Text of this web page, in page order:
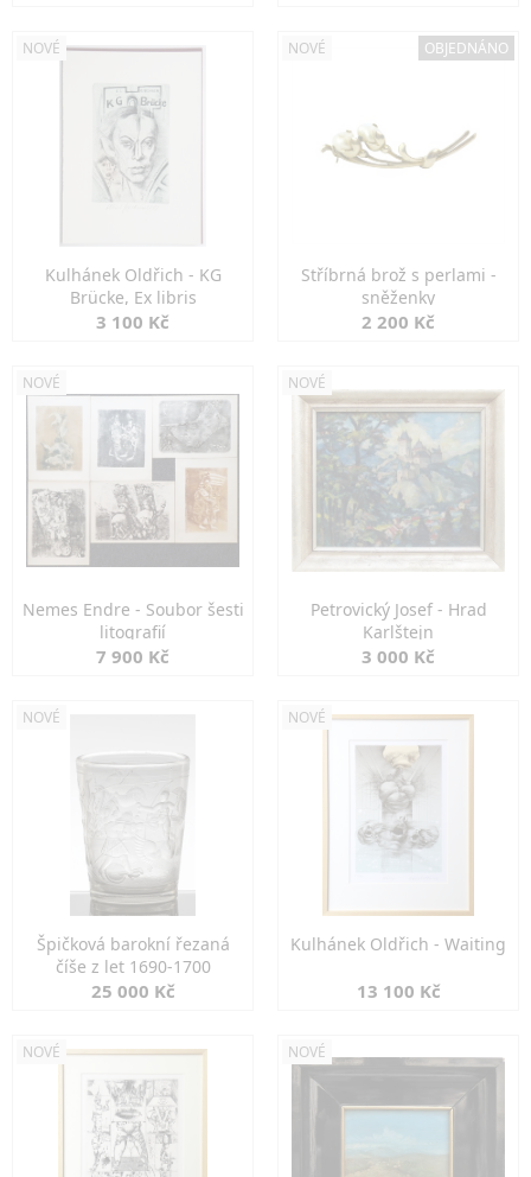
NOVÉ
Kulhánek Oldřich - KG
Brücke, Ex libris
3 100 Kč
NOVÉ OBJEDNÁNO
Stříbrná brož s perlami -
sněženky
2 200 Kč
NOVÉ
Nemes Endre - Soubor šesti
litografií
7 900 Kč
NOVÉ
Petrovický Josef - Hrad
Karlštejn
3 000 Kč
NOVÉ
Špičková barokní řezaná
číše z let 1690-1700
25 000 Kč
NOVÉ
Kulhánek Oldřich - Waiting
13 100 Kč
NOVÉ NOVÉ